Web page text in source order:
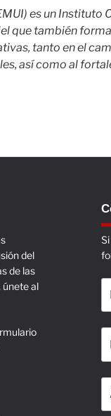
es un Instituto
que también
tanto en el
así como al
del
de las
únete al